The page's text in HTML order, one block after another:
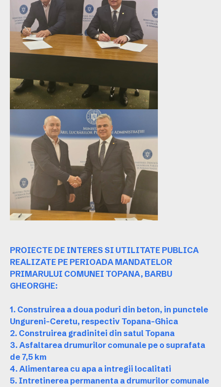
PROIECTE DE INTERES SI UTILITATE PUBLICA
REALIZATE PE PERIOADA MANDATELOR
PRIMARULUI COMUNEI TOPANA, BARBU
GHEORGHE:
1. Construirea a doua poduri din beton, in punctele
Ungureni-Ceretu, respectiv Topana-Ghica
2. Construirea gradinitei din satul Topana
3. Asfaltarea drumurilor comunale pe o suprafata
de 7,5 km
4. Alimentarea cu apa a intregii localitati
5. Intretinerea permanenta a drumurilor comunale